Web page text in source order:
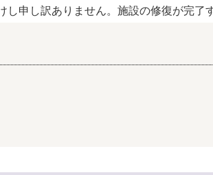
申し訳ありません。施設の修復が完了